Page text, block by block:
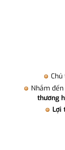
Nhắm đến
thương
Lợi